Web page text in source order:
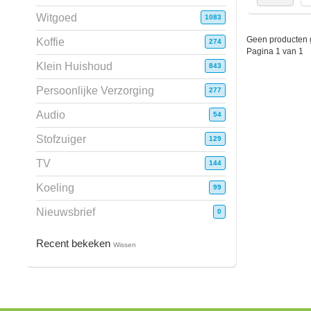
Witgoed 1083
Koffie 274
Klein Huishoud 843
Persoonlijke Verzorging 277
Audio 54
Stofzuiger 129
TV 144
Koeling 99
Nieuwsbrief 0
Recent bekeken Wissen
Geen producten
Pagina 1 van 1